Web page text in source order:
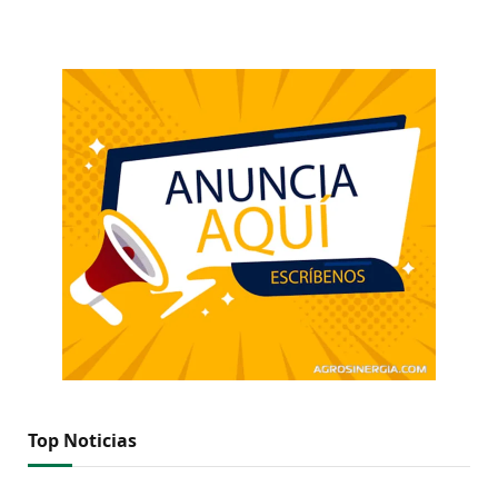
Top Noticias